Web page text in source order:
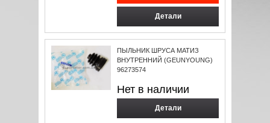
Детали
ПЫЛЬНИК ШРУСА МАТИЗ
ВНУТРЕННИЙ (GEUNYOUNG)
96273574
Нет в наличии
Детали